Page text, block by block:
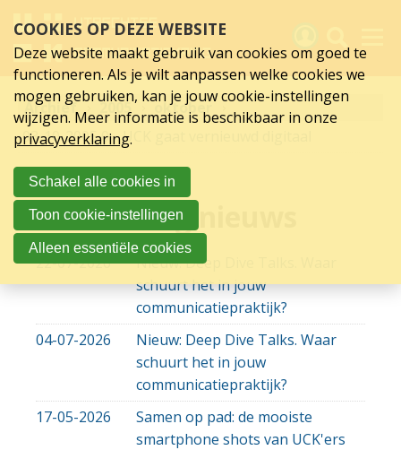
oktober
2005
links
over
Spring
hoofd
inhoud
Spring
naar
hoofdnavigatie
Archief 2005
oktober
03-10-200503-10-2005 00:00 UCK gaat vernieuwd digitaal
Lees overig nieuws
22-07-2026
Nieuw: Deep Dive Talks. Waar
schuurt het in jouw
communicatiepraktijk?
04-07-2026
Nieuw: Deep Dive Talks. Waar
schuurt het in jouw
communicatiepraktijk?
17-05-2026
Samen op pad: de mooiste
smartphone shots van UCK'ers
Activiteiten
Nieuws
Verslagen
Sluit je aan
Over UCK
COOKIES OP DEZE WEBSITE
Deze website maakt gebruik van cookies om goed te
functioneren. Als je wilt aanpassen welke cookies we
mogen gebruiken, kan je jouw cookie-instellingen
wijzigen. Meer informatie is beschikbaar in onze
privacyverklaring.
Schakel alle cookies in
Toon cookie-instellingen
Alleen essentiële cookies